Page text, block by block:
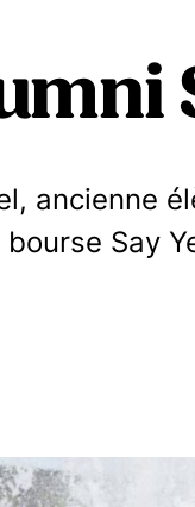
ancienne
Say